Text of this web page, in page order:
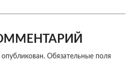
Обязательные поля